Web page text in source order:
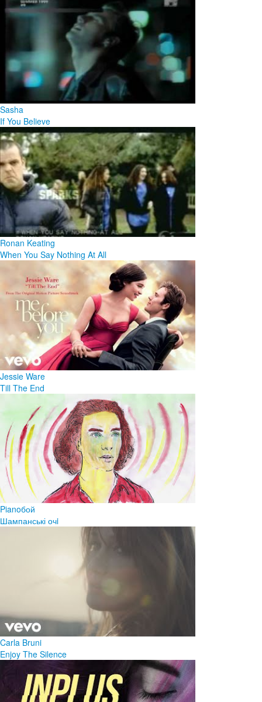
Sasha
If You Believe
Ronan Keating
When You Say Nothing At All
Jessie Ware
Till The End
Pianoбой
Шампанські очi
Carla Bruni
Enjoy The Silence